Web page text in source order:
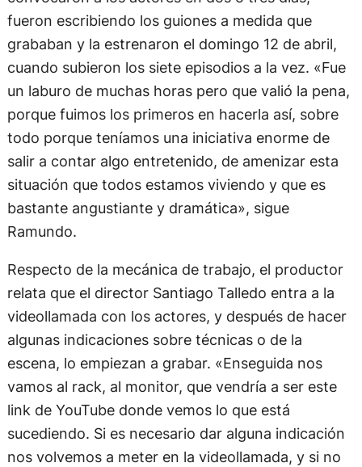
fueron escribiendo los guiones a medida que
grababan y la estrenaron el domingo 12 de abril,
cuando subieron los siete episodios a la vez. «Fue
un laburo de muchas horas pero que valió la pena,
porque fuimos los primeros en hacerla así, sobre
todo porque teníamos una iniciativa enorme de
salir a contar algo entretenido, de amenizar esta
situación que todos estamos viviendo y que es
bastante angustiante y dramática», sigue
Ramundo.
Respecto de la mecánica de trabajo, el productor
relata que el director Santiago Talledo entra a la
videollamada con los actores, y después de hacer
algunas indicaciones sobre técnicas o de la
escena, lo empiezan a grabar. «Enseguida nos
vamos al rack, al monitor, que vendría a ser este
link de YouTube donde vemos lo que está
sucediendo. Si es necesario dar alguna indicación
nos volvemos a meter en la videollamada, y si no